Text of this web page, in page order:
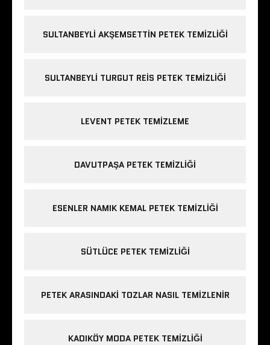
SULTANBEYLI AKŞEMSETTIN PETEK TEMIZLIĞI
SULTANBEYLI TURGUT REIS PETEK TEMIZLIĞI
LEVENT PETEK TEMIZLEME
DAVUTPAŞA PETEK TEMIZLIĞI
ESENLER NAMIK KEMAL PETEK TEMIZLIĞI
SÜTLÜCE PETEK TEMIZLIĞI
PETEK ARASINDAKI TOZLAR NASIL TEMIZLENIR
KADIKÖY MODA PETEK TEMIZLIĞI